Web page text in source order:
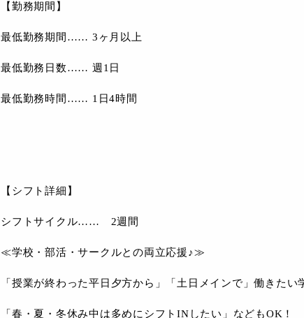
【勤務期間】
最低勤務期間…… 3ヶ月以上
最低勤務日数…… 週1日
最低勤務時間…… 1日4時間
【シフト詳細】
シフトサイクル…… 2週間
≪学校・部活・サークルとの両立応援♪≫
「授業が終わった平日夕方から」「土日メインで」働きたい
「春・夏・冬休み中は多めにシフトINしたい」などもOK！